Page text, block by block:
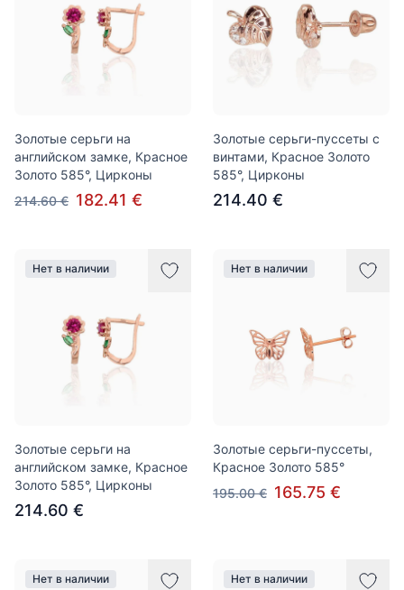
Золотые серьги на
английском замке, Красное
Золото 585°, Цирконы
214.60 € 182.41 €
Золотые серьги-пуссеты с
винтами, Красное Золото
585°, Цирконы
214.40 €
Нет в наличии
Золотые серьги на
английском замке, Красное
Золото 585°, Цирконы
214.60 €
Нет в наличии
Золотые серьги-пуссеты,
Красное Золото 585°
195.00 € 165.75 €
Нет в наличии Нет в наличии